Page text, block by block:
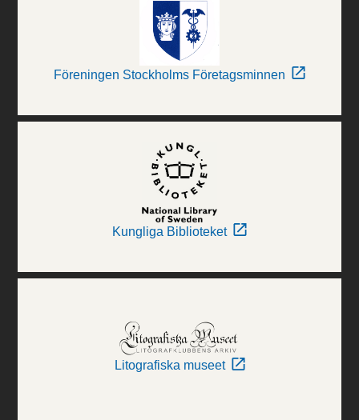
Föreningen Stockholms Företagsminnen
Kungliga Biblioteket
Litografiska museet